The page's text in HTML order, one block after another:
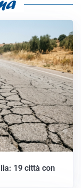
19 città con